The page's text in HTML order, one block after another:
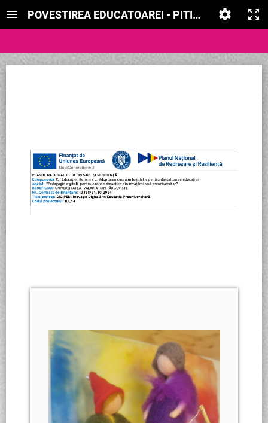
POVESTIREA EDUCATOAREI - PITICUL NEGURICI